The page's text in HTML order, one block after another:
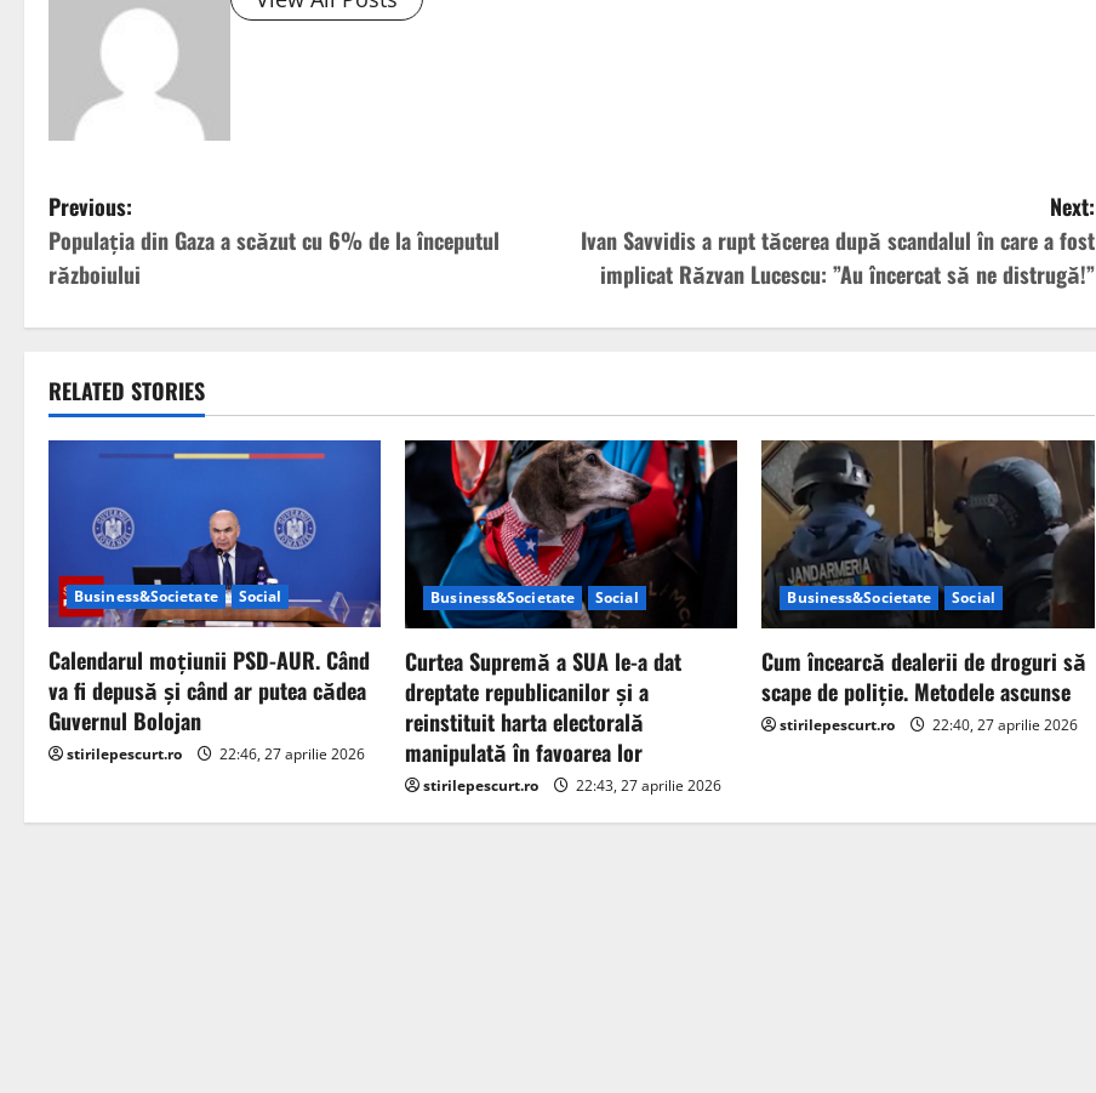
P
o
s
n
g
a
t
i
o
Previous:
Populaţia din Gaza a scăzut cu 6% de la începutul
războiului
Next:
Ivan Savvidis a rupt tăcerea după scandalul în care a fost
implicat Răzvan Lucescu: ”Au încercat să ne distrugă!”
RELATED STORIES
Business&Societate Social
Calendarul moțiunii PSD-AUR. Când
va fi depusă și când ar putea cădea
Guvernul Bolojan
stirilepescurt.ro 22:46, 27 aprilie 2026
Business&Societate Social
Curtea Supremă a SUA le-a dat
dreptate republicanilor și a
reinstituit harta electorală
manipulată în favoarea lor
stirilepescurt.ro 22:43, 27 aprilie 2026
Business&Societate Social
Cum încearcă dealerii de droguri să
scape de poliție. Metodele ascunse
stirilepescurt.ro 22:40, 27 aprilie 2026